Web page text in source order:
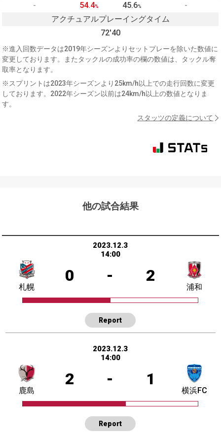
-
54.4% 45.6%
-
アクチュアルプレーイングタイム
72'40
※進入回数データは2019年シーズンよりセットプレーを除いた数値に
変更しております。またタックルの成功率の欄の数値は、タックル奪
取率となります。
※スプリントは2023年シーズンより25km/h以上での走行回数に変更
しております。2022年シーズン以前は24km/h以上の数値となりま
す。
スタッツの定義について
他の試合結果
2023.12.3
14:00
0 - 2
札幌 浦和
Report
2023.12.3
14:00
2 - 1
鹿島 横浜FC
Report